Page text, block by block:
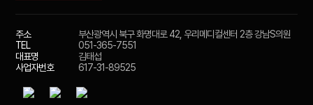
주소
부산광역시 북구 화명대로 42, 우리메디컬센터 2층 강남S의원
TEL
051-365-7551
대표명
김태섭
사업자번호
617-31-89525